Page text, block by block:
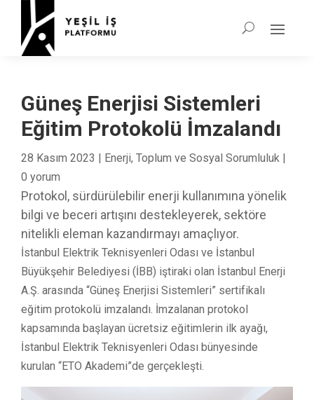
Güneş Enerjisi Sistemleri
Eğitim Protokolü İmzalandı
28 Kasım 2023 | Enerji, Toplum ve Sosyal Sorumluluk |
0 yorum
Protokol, sürdürülebilir enerji kullanımına yönelik
bilgi ve beceri artışını destekleyerek, sektöre
nitelikli eleman kazandırmayı amaçlıyor.
İstanbul Elektrik Teknisyenleri Odası ve İstanbul
Büyükşehir Belediyesi (İBB) iştiraki olan İstanbul Enerji
A.Ş. arasında “Güneş Enerjisi Sistemleri” sertifikalı
eğitim protokolü imzalandı. İmzalanan protokol
kapsamında başlayan ücretsiz eğitimlerin ilk ayağı,
İstanbul Elektrik Teknisyenleri Odası bünyesinde
kurulan “ETO Akademi”de gerçekleşti.